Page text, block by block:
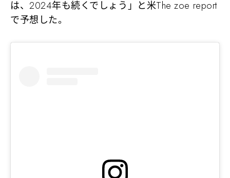
は、2024年も続くでしょう」と米The zoe report
で予想した。